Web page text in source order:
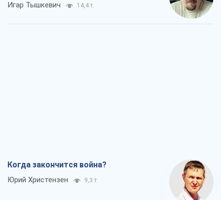
Игар Тышкевич 14,4 т.
Когда закончится война?
Юрий Христензен 9,3 т.